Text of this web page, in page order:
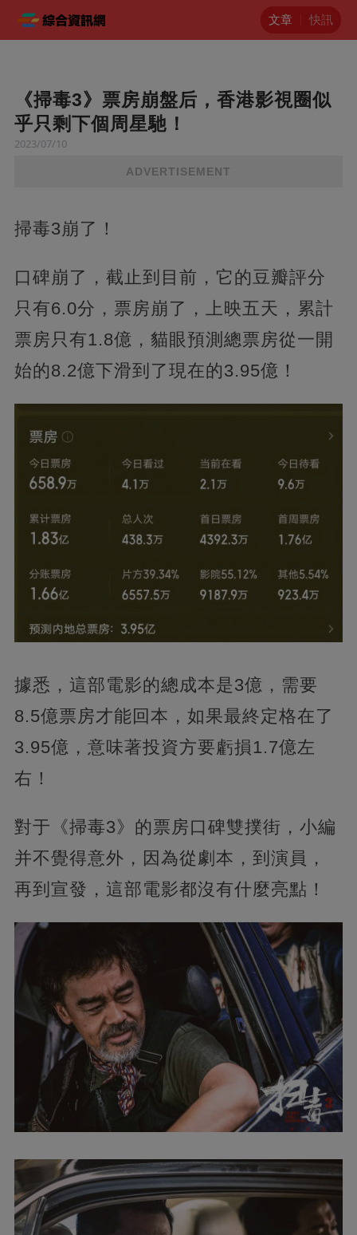
文章 快訊
《掃毒3》票房崩盤后，香港影視圈似
乎只剩下個周星馳！
2023/07/10
ADVERTISEMENT
掃毒3崩了！
口碑崩了，截止到目前，它的豆瓣評分
只有6.0分，票房崩了，上映五天，累計
票房只有1.8億，貓眼預測總票房從一開
始的8.2億下滑到了現在的3.95億！
據悉，這部電影的總成本是3億，需要
8.5億票房才能回本，如果最終定格在了
3.95億，意味著投資方要虧損1.7億左
右！
對于《掃毒3》的票房口碑雙撲街，小編
并不覺得意外，因為從劇本，到演員，
再到宣發，這部電影都沒有什麼亮點！